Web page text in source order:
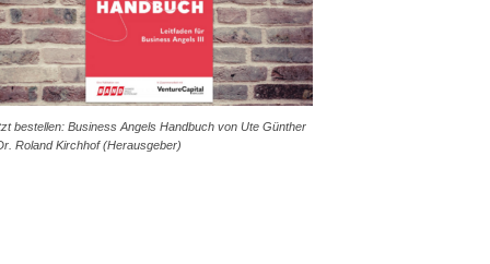
bestellen: Business Angels Handbuch von Ute Günther
Roland Kirchhof (Herausgeber)